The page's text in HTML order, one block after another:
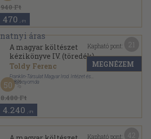
940 Ft
470 ,-Ft
A magyar költészet
kézikönyve IV. (töredék)
Toldy Ferenc
Franklin-Társulat Magyar Irod. Intézet és
Könyvnyomda
, 1876
Varrott papírkötés
A magyar költészet kézikönyve sorozat
8.480 Ft
50
4.240 ,-Ft
Kapható pont:
MEGNÉZEM
Kapható pont: